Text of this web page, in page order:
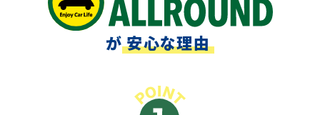
が安心な理由